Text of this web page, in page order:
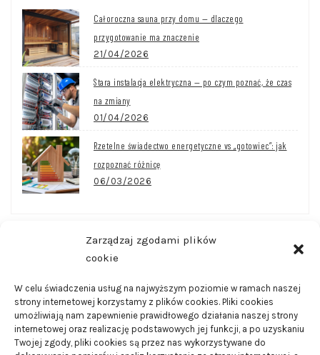
Zarządzaj zgodami plików
cookie
W celu świadczenia usług na najwyższym poziomie w ramach naszej
strony internetowej korzystamy z plików cookies. Pliki cookies
umożliwiają nam zapewnienie prawidłowego działania naszej strony
internetowej oraz realizację podstawowych jej funkcji, a po uzyskaniu
Twojej zgody, pliki cookies są przez nas wykorzystywane do
Całoroczna sauna przy domu — dlaczego
przygotowanie ma znaczenie
21/04/2026
Stara instalacja elektryczna — po czym poznać, że czas
na zmiany
01/04/2026
Rzetelne świadectwo energetyczne vs „gotowiec”: jak
rozpoznać różnicę
06/03/2026
CZĘSTO CZYTANE
Wanny wychwytowe – do czego są one wykorzystywane
21/08/2024